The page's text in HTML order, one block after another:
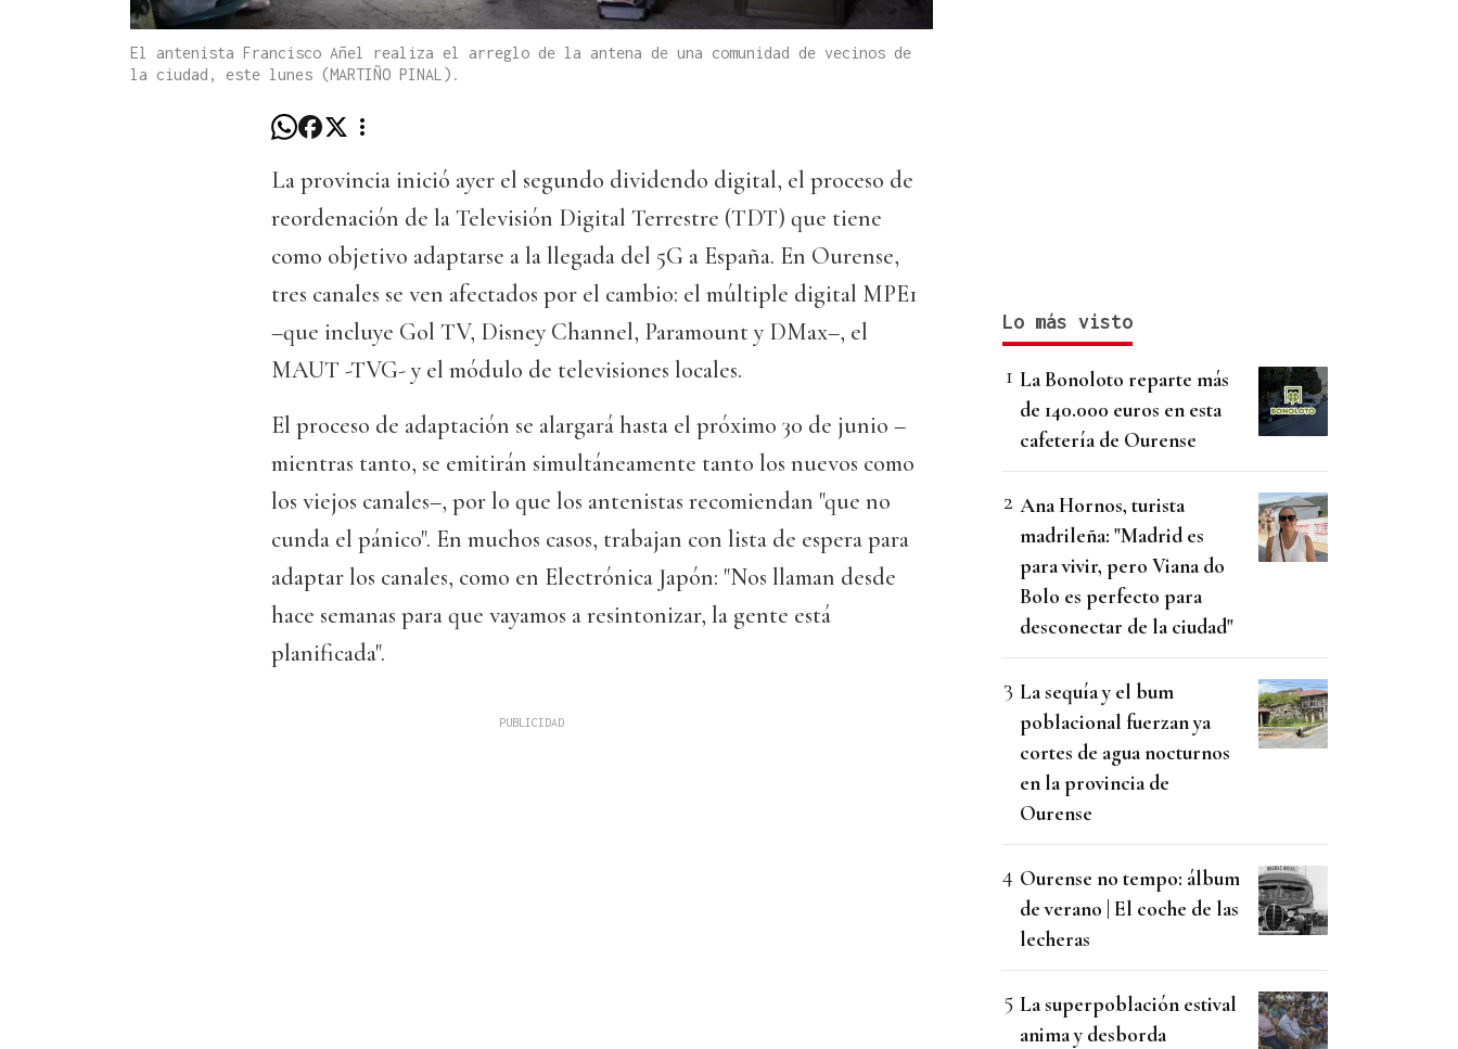
El antenista Francisco Añel realiza el arreglo de la antena de una comunidad de vecinos de
la ciudad, este lunes (MARTIÑO PINAL).
La provincia inició ayer el segundo dividendo digital, el proceso de
reordenación de la Televisión Digital Terrestre (TDT) que tiene
como objetivo adaptarse a la llegada del 5G a España. En Ourense,
tres canales se ven afectados por el cambio: el múltiple digital MPE1
–que incluye Gol TV, Disney Channel, Paramount y DMax–, el
MAUT -TVG- y el módulo de televisiones locales.
El proceso de adaptación se alargará hasta el próximo 30 de junio –
mientras tanto, se emitirán simultáneamente tanto los nuevos como
los viejos canales–, por lo que los antenistas recomiendan "que no
cunda el pánico". En muchos casos, trabajan con lista de espera para
adaptar los canales, como en Electrónica Japón: "Nos llaman desde
hace semanas para que vayamos a resintonizar, la gente está
planificada".
Lo más visto
La Bonoloto reparte más
de 140.000 euros en esta
cafetería de Ourense
Ana Hornos, turista
madrileña: "Madrid es
para vivir, pero Viana do
Bolo es perfecto para
desconectar de la ciudad"
La sequía y el bum
poblacional fuerzan ya
cortes de agua nocturnos
en la provincia de
Ourense
Ourense no tempo: álbum
de verano | El coche de las
lecheras
La superpoblación estival
anima y desborda